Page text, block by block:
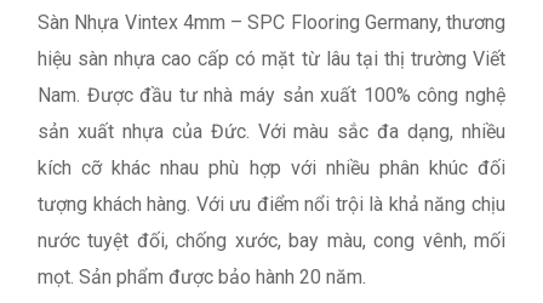
Sàn Nhựa Vintex 4mm – SPC Flooring Germany, thương
hiệu sàn nhựa cao cấp có mặt từ lâu tại thị trường Viết
Nam. Được đầu tư nhà máy sản xuất 100% công nghệ
sản xuất nhựa của Đức. Với màu sắc đa dạng, nhiều
kích cỡ khác nhau phù hợp với nhiều phân khúc đối
tượng khách hàng. Với ưu điểm nổi trội là khả năng chịu
nước tuyệt đối, chống xước, bay màu, cong vênh, mối
mọt. Sản phẩm được bảo hành 20 năm.